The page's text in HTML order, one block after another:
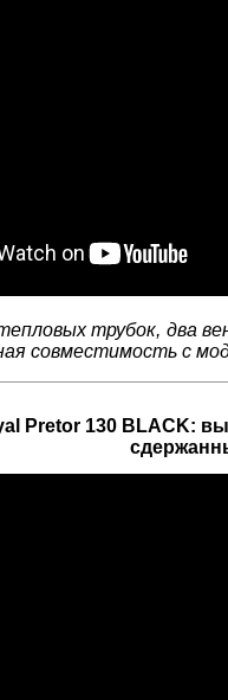
трубок, два
совместимость с
Pretor 130 BLACK: